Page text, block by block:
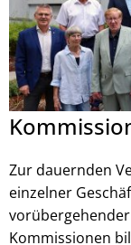
Zur dauernden
einzelner
Kommissionen